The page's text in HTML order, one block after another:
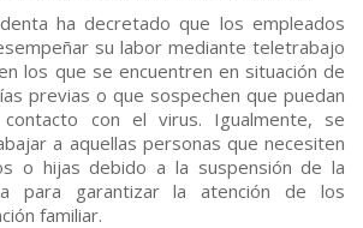
ha decretado que los empleados
su labor mediante teletrabajo
los que se encuentren en situación de
previas o que sospechen que puedan
con el virus. Igualmente, se
a aquellas personas que necesiten
o hijas debido a la suspensión de la
para garantizar la atención de los
familiar.